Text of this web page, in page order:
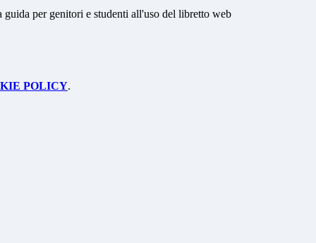
per genitori e studenti all'uso del libretto web
POLICY.